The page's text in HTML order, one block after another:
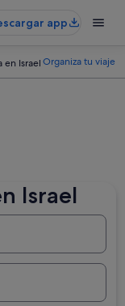
app
en IsraelOrganiza tu viaje
Israel